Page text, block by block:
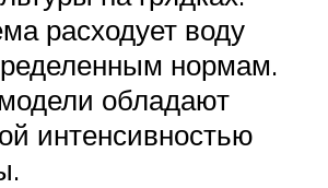
расходует воду
нормам.
обладают
интенсивностью